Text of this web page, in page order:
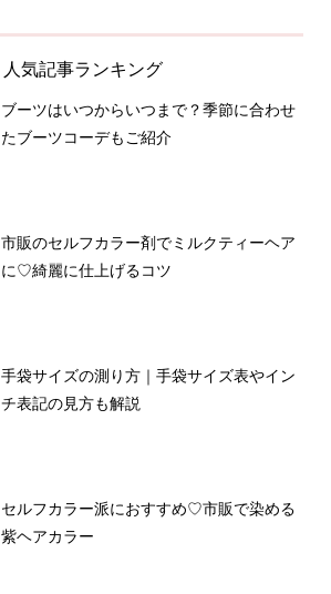
人気記事ランキング
ブーツはいつからいつまで？季節に合わせ
たブーツコーデもご紹介
市販のセルフカラー剤でミルクティーヘア
に♡綺麗に仕上げるコツ
手袋サイズの測り方｜手袋サイズ表やイン
チ表記の見方も解説
セルフカラー派におすすめ♡市販で染める
紫ヘアカラー